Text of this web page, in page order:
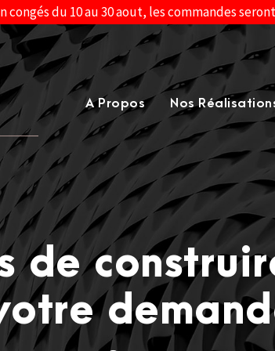
congés du 10 au 30 aout, les commandes
A Propos Nos
de